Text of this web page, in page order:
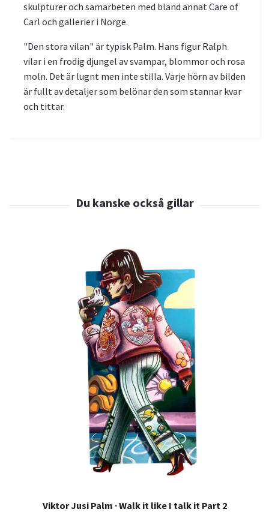
skulpturer och samarbeten med bland annat Care of
Carl och gallerier i Norge.
"Den stora vilan" är typisk Palm. Hans figur Ralph
vilar i en frodig djungel av svampar, blommor och rosa
moln. Det är lugnt men inte stilla. Varje hörn av bilden
är fullt av detaljer som belönar den som stannar kvar
och tittar.
Viktor Jusi Palm · Walk it like I talk it Part 2